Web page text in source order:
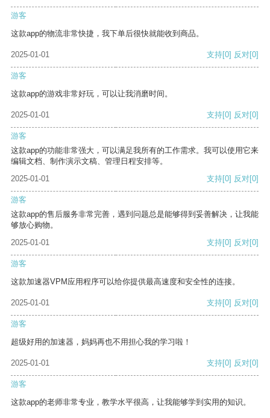
游客
这款app的物流非常快捷，我下单后很快就能收到商品。
2025-01-01 支持[0] 反对[0]
游客
这款app的游戏非常好玩，可以让我消磨时间。
2025-01-01 支持[0] 反对[0]
游客
这款app的功能非常强大，可以满足我所有的工作需求。我可以使用它来
编辑文档、制作演示文稿、管理日程安排等。
2025-01-01
支持[0] 反对[0]
游客
这款app的售后服务非常完善，遇到问题总是能够得到妥善解决，让我能
够放心购物。
2025-01-01
支持[0] 反对[0]
游客
这款加速器VPM应用程序可以给你提供最高速度和安全性的连接。
2025-01-01 支持[0] 反对[0]
游客
超级好用的加速器，妈妈再也不用担心我的学习啦！
2025-01-01 支持[0] 反对[0]
游客
这款app的老师非常专业，教学水平很高，让我能够学到实用的知识。